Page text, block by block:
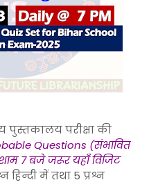
पुस्तकालय परीक्षा की
Questions (संभावित
शाम 7 बजे जरूर यहाँ विजिट
हिन्दी में तथा 5 प्रश्न